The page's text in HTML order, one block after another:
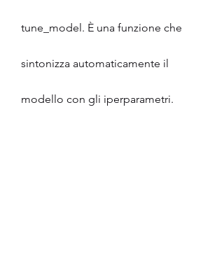
tune_model. È una funzione che
sintonizza automaticamente il
modello con gli iperparametri.